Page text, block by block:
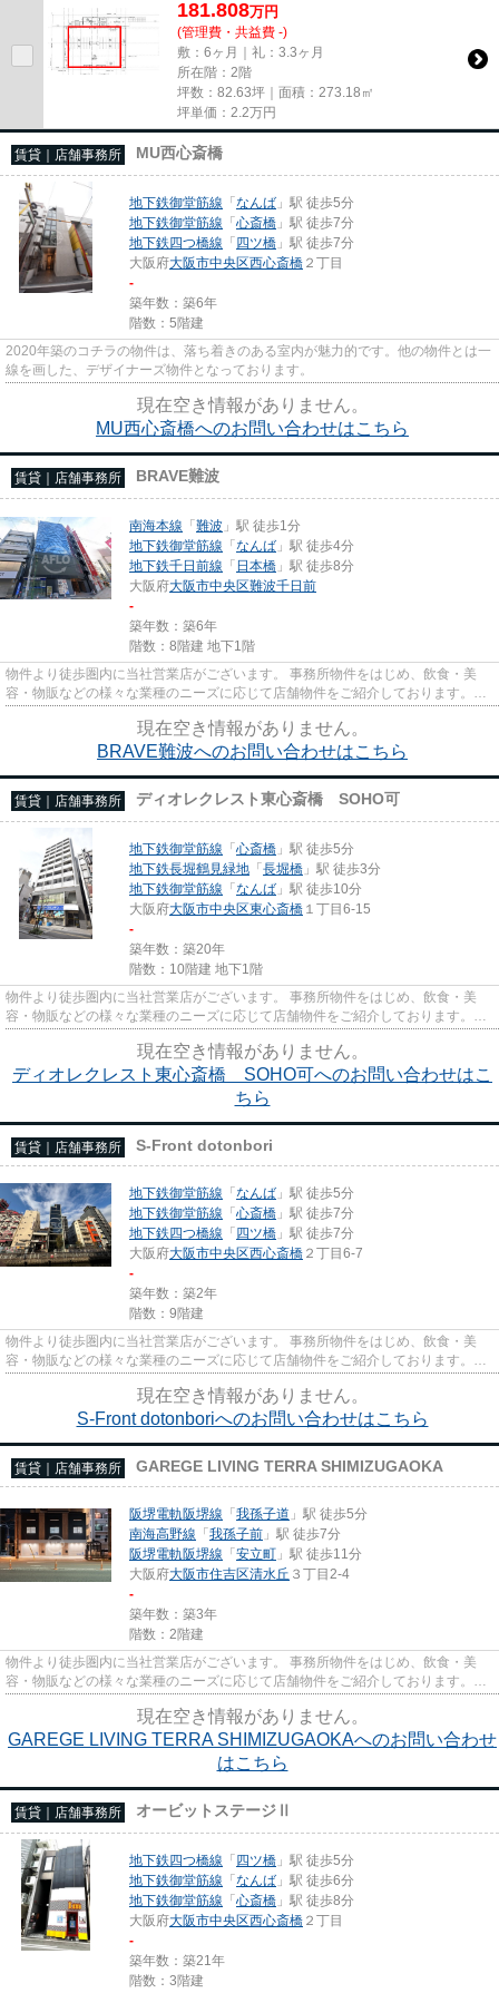
181.808万円
(管理費・共益費 -)
敷：6ヶ月｜礼：3.3ヶ月
所在階：2階
坪数：82.63坪｜面積：273.18㎡
坪単価： 2.2万円
賃貸｜店舗事務所 MU西心斎橋
地下鉄御堂筋線 「なんば 」駅 徒歩5分
地下鉄御堂筋線 「心斎橋 」駅 徒歩7分
地下鉄四つ橋線 「四ツ橋 」駅 徒歩7分
大阪府大阪市中央区西心斎橋 ２丁目
-
築年数：築6年
階数：5階建
2020年築のコチラの物件は、落ち着きのある室内が魅力的です。他の物件とは一
線を画した、デザイナーズ物件となっております。
現在空き情報がありません。
MU西心斎橋へのお問い合わせはこちら
賃貸｜店舗事務所 BRAVE難波
南海本線 「難波 」駅 徒歩1分
地下鉄御堂筋線 「なんば 」駅 徒歩4分
地下鉄千日前線 「 日本橋 」駅 徒歩8分
大阪府大阪市中央区難波千日前
-
築年数：築6年
階数：8階建 地下1階
物件より徒歩圏内に当社営業店がございます。 事務所物件をはじめ、飲食・美
容・物販などの様々な業種のニーズに応じて店舗物件をご紹介しております。
尚、弊社ではおとり広告は一切...
現在空き情報がありません。
BRAVE難波へのお問い合わせはこちら
賃貸｜店舗事務所 ディオレクレスト東心斎橋 SOHO可
地下鉄御堂筋線 「心斎橋 」駅 徒歩5分
地下鉄長堀鶴見緑地 「長堀橋 」駅 徒歩3分
地下鉄御堂筋線 「なんば 」駅 徒歩10分
大阪府大阪市中央区東心斎橋 １丁目6-15
-
築年数：築20年
階数：10階建 地下1階
物件より徒歩圏内に当社営業店がございます。 事務所物件をはじめ、飲食・美
容・物販などの様々な業種のニーズに応じて店舗物件をご紹介しております。
尚、弊社ではおとり広告は一切...
現在空き情報がありません。
ディオレクレスト東心斎橋 SOHO可へのお問い合わせはこ
ちら
賃貸｜店舗事務所 S-Front dotonbori
地下鉄御堂筋線 「なんば 」駅 徒歩5分
地下鉄御堂筋線 「心斎橋 」駅 徒歩7分
地下鉄四つ橋線 「四ツ橋 」駅 徒歩7分
大阪府大阪市中央区西心斎橋 ２丁目6-7
-
築年数：築2年
階数：9階建
物件より徒歩圏内に当社営業店がございます。 事務所物件をはじめ、飲食・美
容・物販などの様々な業種のニーズに応じて店舗物件をご紹介しております。
尚、弊社ではおとり広告は一切...
現在空き情報がありません。
S-Front dotonboriへのお問い合わせはこちら
賃貸｜店舗事務所 GAREGE LIVING TERRA SHIMIZUGAOKA
阪堺電軌阪堺線 「我孫子道 」駅 徒歩5分
南海高野線 「我孫子前 」駅 徒歩7分
阪堺電軌阪堺線 「安立町 」駅 徒歩11分
大阪府大阪市住吉区清水丘 ３丁目2-4
-
築年数：築3年
階数：2階建
物件より徒歩圏内に当社営業店がございます。 事務所物件をはじめ、飲食・美
容・物販などの様々な業種のニーズに応じて店舗物件をご紹介しております。
尚、弊社ではおとり広告は一切...
現在空き情報がありません。
GAREGE LIVING TERRA SHIMIZUGAOKAへのお問い合わせ
はこちら
賃貸｜店舗事務所 オービットステージⅡ
地下鉄四つ橋線 「四ツ橋 」駅 徒歩5分
地下鉄御堂筋線 「なんば 」駅 徒歩6分
地下鉄御堂筋線 「心斎橋 」駅 徒歩8分
大阪府大阪市中央区西心斎橋 ２丁目
-
築年数：築21年
階数：3階建